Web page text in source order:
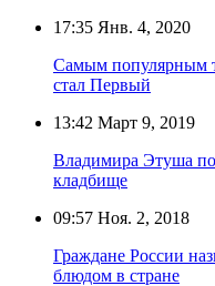
17:35 Янв. 4, 2020
Самым популярным
стал Первый
13:42 Март 9, 2019
Владимира Этуша
кладбище
09:57 Ноя. 2, 2018
Граждане России
блюдом в стране